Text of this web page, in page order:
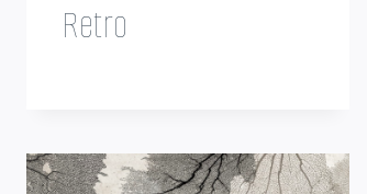
Retro